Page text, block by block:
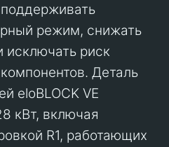
режим, снижать
исключать риск
Деталь
eloBLOCK VE
кВт, включая
R1, работающих